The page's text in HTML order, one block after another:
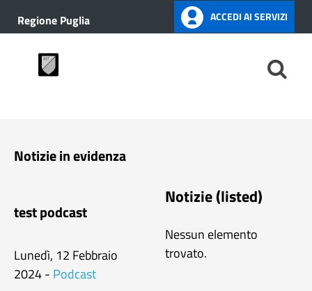
Regione Puglia ACCEDI AI SERVIZI
Notizie in evidenza
test podcast
Lunedì, 12 Febbraio
2024- Podcast
Notizie (listed)
Nessun elemento
trovato.